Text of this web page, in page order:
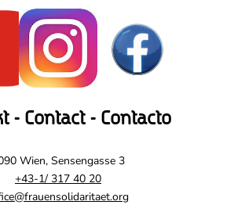
- Contact - Contacto
Wien, Sensengasse 3
+43-1/ 317 40 20